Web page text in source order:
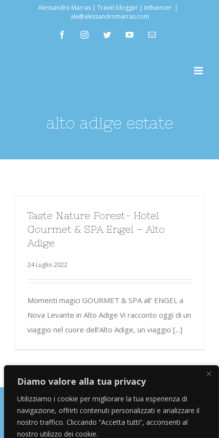
Diamo valore alla tua privacy
Utilizziamo i cookie per migliorare la tua esperienza di
navigazione, offrirti contenuti personalizzati e analizzare il
nostro traffico. Cliccando “Accetta tutti”, acconsenti al
nostro utilizzo dei cookie.
Alessandro Marras | Travel blogger | Influencer |
ale@alessandromarras.com
facebookinstagramtwitter youtubeEmail
alto adige estate
Taste Nature Forest- Hotel
Gourmet & SPA Engel – Alto
Adige
24 Luglio 2022
Momenti magici GOURMET & SPA all' ENGEL a
Nova Levante in Alto Adige Vi racconto oggi di un
viaggio nel cuore dell’Alto Adige, un viaggio [...]
Copyright © 2026 Alessandro Marras | Travel Blogger | Influencer